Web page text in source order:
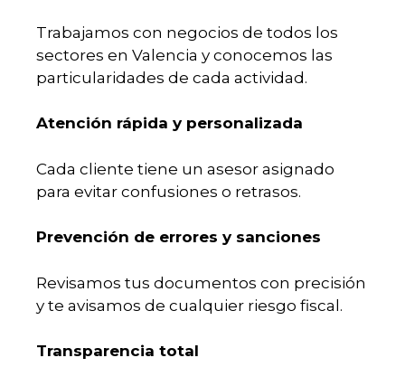
Trabajamos con negocios de todos los
sectores en Valencia y conocemos las
particularidades de cada actividad.
Atención rápida y personalizada
Cada cliente tiene un asesor asignado
para evitar confusiones o retrasos.
Prevención de errores y sanciones
Revisamos tus documentos con precisión
y te avisamos de cualquier riesgo fiscal.
Transparencia total